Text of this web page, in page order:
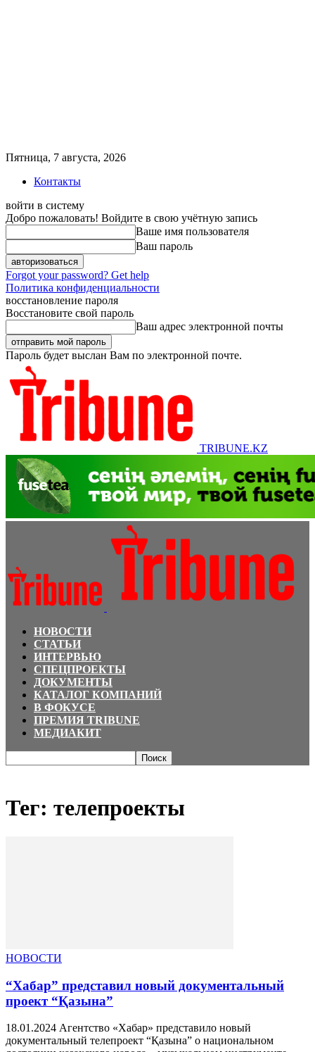
Пятница, 7 августа, 2026
Контакты
войти в систему
Добро пожаловать! Войдите в свою учётную запись
Ваше имя пользователя
Ваш пароль
Forgot your password? Get help
Политика конфиденциальности
восстановление пароля
Восстановите свой пароль
Ваш адрес электронной почты
Пароль будет выслан Вам по электронной почте.
TRIBUNE.KZ
НОВОСТИ
СТАТЬИ
ИНТЕРВЬЮ
СПЕЦПРОЕКТЫ
ДОКУМЕНТЫ
КАТАЛОГ КОМПАНИЙ
В ФОКУСЕ
ПРЕМИЯ TRIBUNE
МЕДИАКИТ
Тег: телепроекты
НОВОСТИ
“Хабар” представил новый документальный
проект “Қазына”
18.01.2024 Агентство «Хабар» представило новый
документальный телепроект “Қазына” о национальном